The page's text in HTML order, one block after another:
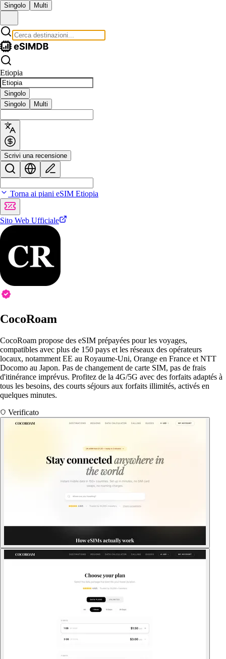
Singolo Multi
Etiopia
Singolo
Singolo
Multi
Scrivi una recensione
Torna ai piani eSIM Etiopia
Sito Web Ufficiale
CocoRoam
CocoRoam propose des eSIM prépayées pour les voyages,
compatibles avec plus de 150 pays et les réseaux des opérateurs
locaux, notamment EE au Royaume-Uni, Orange en France et NTT
Docomo au Japon. Pas de changement de carte SIM, pas de frais
d'itinérance imprévus. Profitez de la 4G/5G avec des forfaits adaptés à
tous les besoins, des courts séjours aux forfaits illimités, activés en
quelques minutes.
Verificato